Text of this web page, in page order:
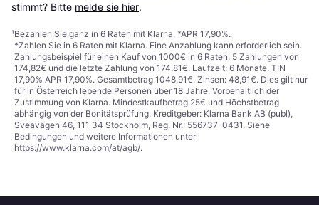
stimmt? Bitte melde sie hier.
¹Bezahlen Sie ganz in 6 Raten mit Klarna, *APR 17,90%.
*Zahlen Sie in 6 Raten mit Klarna. Eine Anzahlung kann erforderlich sein.
Zahlungsbeispiel für einen Kauf von 1000€ in 6 Raten: 5 Zahlungen von
174,82€ und die letzte Zahlung von 174,81€. Laufzeit: 6 Monate. TIN
17,90% APR 17,90%. Gesamtbetrag 1048,91€. Zinsen: 48,91€. Dies gilt nur
für in Österreich lebende Personen über 18 Jahre. Vorbehaltlich der
Zustimmung von Klarna. Mindestkaufbetrag 25€ und Höchstbetrag
abhängig von der Bonitätsprüfung. Kreditgeber: Klarna Bank AB (publ),
Sveavägen 46, 111 34 Stockholm, Reg. Nr.: 556737-0431. Siehe
Bedingungen und weitere Informationen unter
https://www.klarna.com/at/agb/.